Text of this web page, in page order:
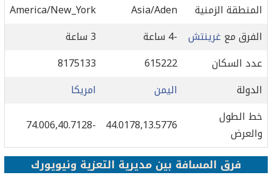
المنطقة الزمنية
Asia/Aden
America/New_York
الفرق مع غرينتش -4 ساعة
3 ساعة
عدد السكان
615222
8175133
الدولة
اليمن
امريكا
خط الطول
والعرض
44.0178,13.5776
-74.006,40.7128
فرق المسافة بين مديرية التعزية ونيويورك